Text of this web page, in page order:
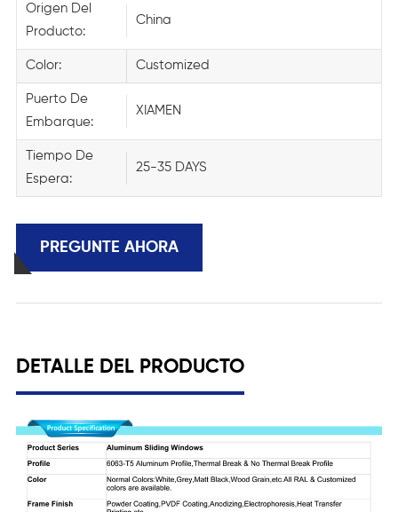
Origen Del
Producto:
China
Color: Customized
Puerto De
Embarque:
XIAMEN
Tiempo De
Espera:
25-35 DAYS
PREGUNTE AHORA
DETALLE DEL PRODUCTO